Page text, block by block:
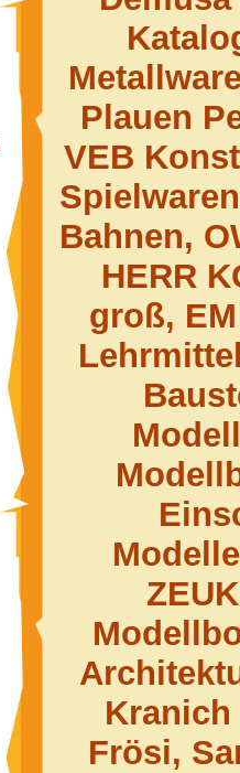
Plauen
VEB
Bahnen,
HERR
groß,
Kranich
Frösi,